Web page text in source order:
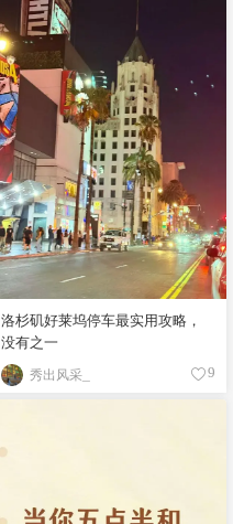
洛杉矶好莱坞停车最实用攻略，
没有之一
秀出风采_ 9